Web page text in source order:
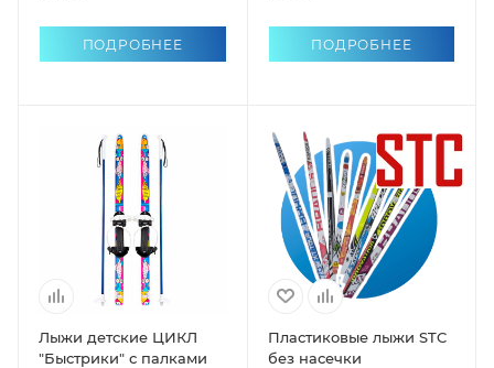
ПОДРОБНЕЕ ПОДРОБНЕЕ
Лыжи детские ЦИКЛ
"Быстрики" с палками
Пластиковые лыжи STC
без насечки